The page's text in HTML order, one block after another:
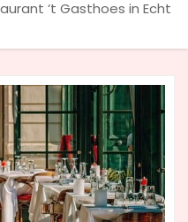
‘t Gasthoes in Echt